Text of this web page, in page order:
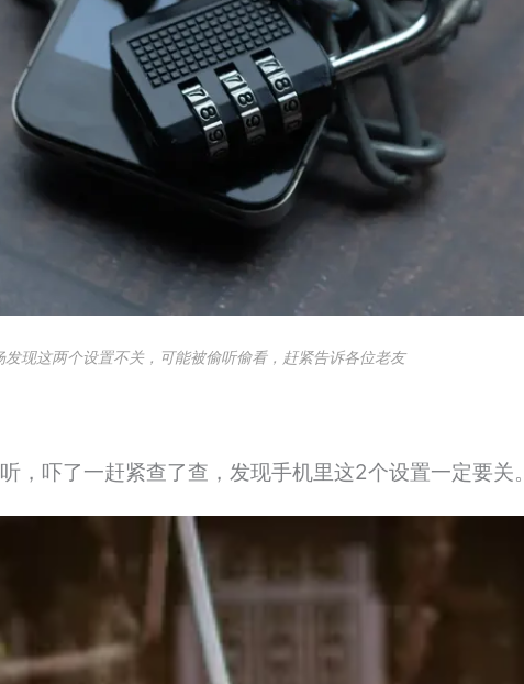
现这两个设置不关，可能被偷听偷看，赶紧告诉各位老友
，吓了一赶紧查了查，发现手机里这2个设置一定要关。